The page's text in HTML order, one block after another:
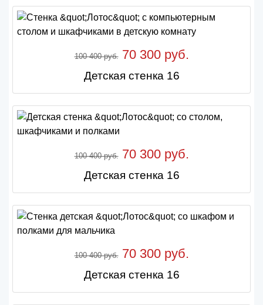
100 400 руб.70 300 руб.
Детская стенка 16
100 400 руб.70 300 руб.
Детская стенка 16
100 400 руб.70 300 руб.
Детская стенка 16